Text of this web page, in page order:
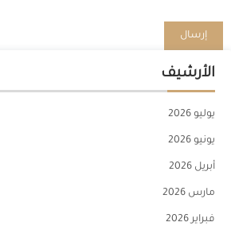
الأرشيف
يوليو 2026
يونيو 2026
أبريل 2026
مارس 2026
فبراير 2026